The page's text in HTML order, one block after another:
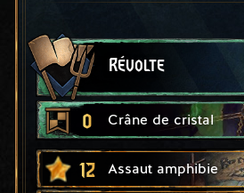
Révolte
0 Crâne de cristal
12 Assaut amphibie